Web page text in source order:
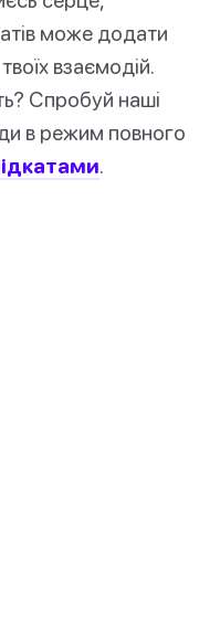
може додати
взаємодій.
Спробуй наші
в режим повного
.